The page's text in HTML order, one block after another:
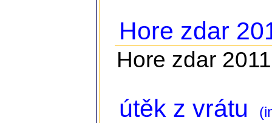
Hore zdar
Hore zdar 2011
útěk z vrátu